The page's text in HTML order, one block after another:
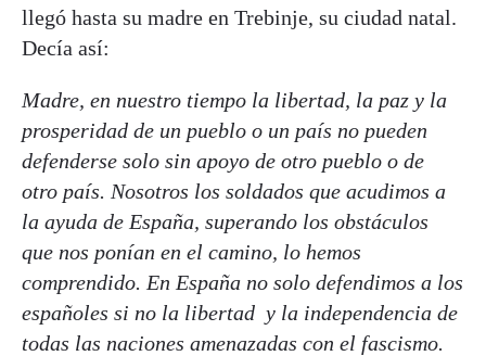
llegó hasta su madre en Trebinje, su ciudad natal.
Decía así:
Madre, en nuestro tiempo la libertad, la paz y la
prosperidad de un pueblo o un país no pueden
defenderse solo sin apoyo de otro pueblo o de
otro país. Nosotros los soldados que acudimos a
la ayuda de España, superando los obstáculos
que nos ponían en el camino, lo hemos
comprendido. En España no solo defendimos a los
españoles si no la libertad y la independencia de
todas las naciones amenazadas con el fascismo.